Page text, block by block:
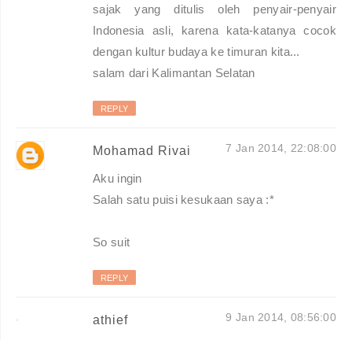
sajak yang ditulis oleh penyair-penyair
Indonesia asli, karena kata-katanya cocok
dengan kultur budaya ke timuran kita...
salam dari Kalimantan Selatan
REPLY
Mohamad Rivai 7 Jan 2014, 22:08:00
Aku ingin
Salah satu puisi kesukaan saya :*
So suit
REPLY
athief 9 Jan 2014, 08:56:00